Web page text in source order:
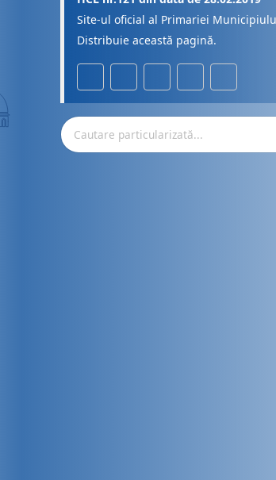
Site-ul oficial al Primariei
Distribuie această pagină.